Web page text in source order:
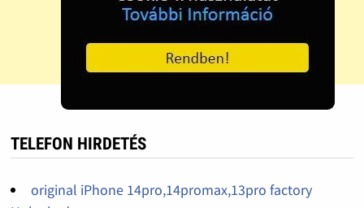
TELEFON HIRDETÉS
original iPhone 14pro,14promax,13pro factory